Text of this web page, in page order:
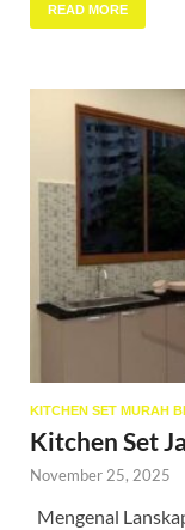
READ MORE
KITCHEN SET MURAH
Kitchen Set
November 25, 2025
Mengenal